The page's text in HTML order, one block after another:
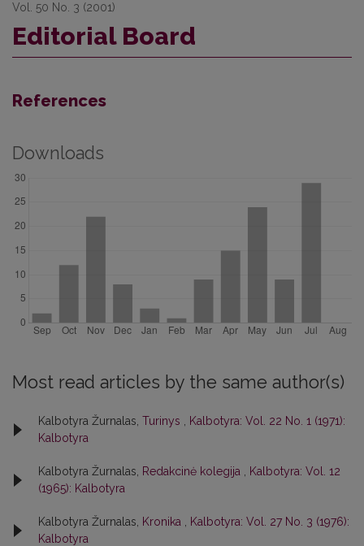
Vol. 50 No. 3 (2001)
Editorial Board
References
Downloads
Most read articles by the same author(s)
Kalbotyra Žurnalas, Turinys
Kalbotyra: Vol. 22 No. 1 (1971):
Kalbotyra
Kalbotyra Žurnalas, Redakcinė kolegija
Kalbotyra: Vol. 12
(1965): Kalbotyra
Kalbotyra Žurnalas, Kronika
Kalbotyra: Vol. 27 No. 3 (1976):
Kalbotyra